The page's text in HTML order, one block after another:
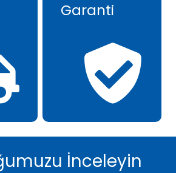
Garanti
İnceleyin